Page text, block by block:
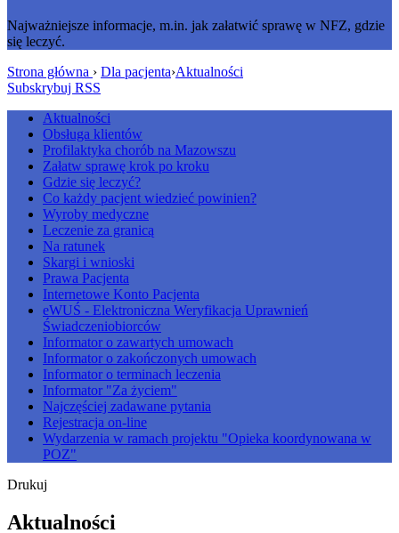
Najważniejsze informacje, m.in. jak załatwić sprawę w NFZ, gdzie
się leczyć.
Strona główna › Dla pacjenta›Aktualności
Subskrybuj RSS
Aktualności
Obsługa klientów
Profilaktyka chorób na Mazowszu
Załatw sprawę krok po kroku
Gdzie się leczyć?
Co każdy pacjent wiedzieć powinien?
Wyroby medyczne
Leczenie za granicą
Na ratunek
Skargi i wnioski
Prawa Pacjenta
Internetowe Konto Pacjenta
eWUŚ - Elektroniczna Weryfikacja Uprawnień
Świadczeniobiorców
Informator o zawartych umowach
Informator o zakończonych umowach
Informator o terminach leczenia
Informator "Za życiem"
Najczęściej zadawane pytania
Rejestracja on-line
Wydarzenia w ramach projektu "Opieka koordynowana w
POZ"
Drukuj
Aktualności